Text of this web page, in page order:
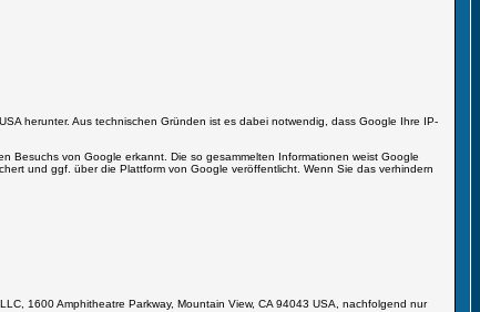
herunter. Aus technischen Gründen ist es dabei notwendig, dass Google Ihre IP-
Besuchs von Google erkannt. Die so gesammelten Informationen weist Google
und ggf. über die Plattform von Google veröffentlicht. Wenn Sie das verhindern
1600 Amphitheatre Parkway, Mountain View, CA 94043 USA, nachfolgend nur